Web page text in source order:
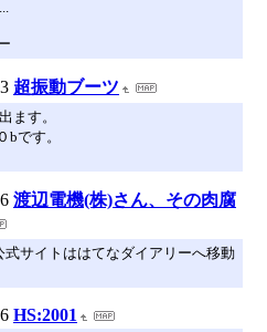
超振動ブーツ
ます。
bです。
渡辺電機(株)さん、その肉腐
式サイトははてなダイアリーへ移動
HS:2001